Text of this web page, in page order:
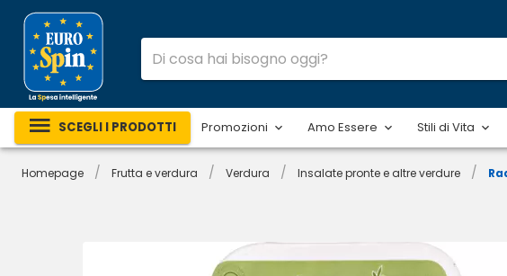
SCEGLI I PRODOTTI Promozioni Amo Essere Stili di Vita
Homepage / Frutta e verdura / Verdura / Insalate pronte e altre verdure /